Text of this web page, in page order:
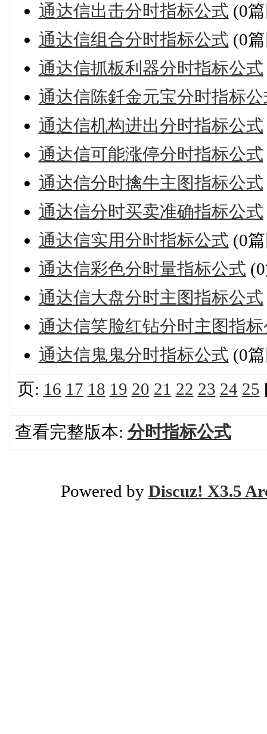
通达信出击分时指标公式 (0
通达信组合分时指标公式 (0
通达信抓板利器分时指标公式
通达信陈釺金元宝分时指标公
通达信机构进出分时指标公式
通达信可能涨停分时指标公式
通达信分时擒牛主图指标公式
通达信分时买卖准确指标公式
通达信实用分时指标公式 (0
通达信彩色分时量指标公式
通达信大盘分时主图指标公式
通达信笑脸红钻分时主图指
通达信鬼鬼分时指标公式 (0
页: 16 17 18 19 20 21 22 23 24 25
查看完整版本: 分时指标公式
Powered by Discuz! X3.5